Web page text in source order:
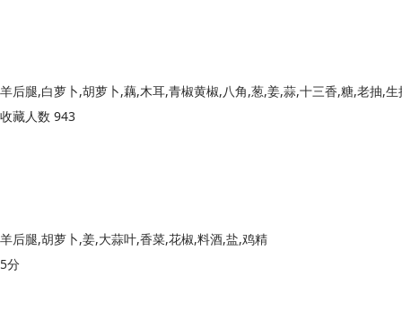
收藏人数 943
羊后腿,胡萝卜,姜,大蒜叶,香菜,花椒,料酒,盐,鸡精
5分